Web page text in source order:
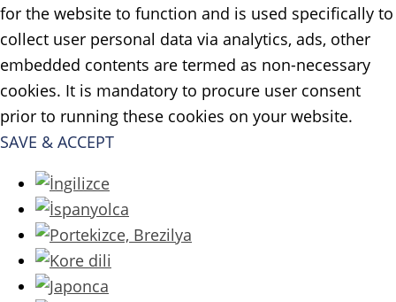
for the website to function and is used specifically to
collect user personal data via analytics, ads, other
embedded contents are termed as non-necessary
cookies. It is mandatory to procure user consent
prior to running these cookies on your website.
SAVE & ACCEPT